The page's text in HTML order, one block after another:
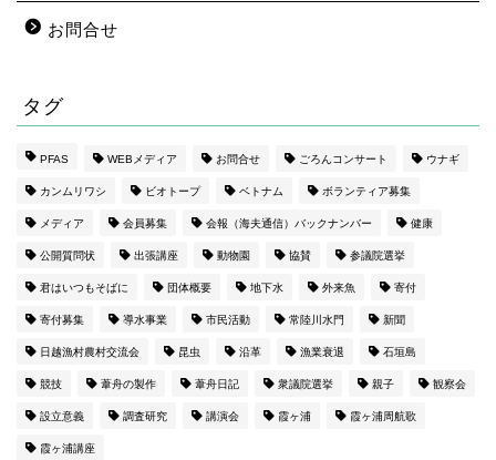
お問合せ
タグ
PFAS WEBメディア お問合せ ごろんコンサート ウナギ
カンムリワシ ビオトープ ベトナム ボランティア募集
メディア 会員募集 会報（海夫通信）バックナンバー 健康
公開質問状 出張講座 動物園 協賛 参議院選挙
君はいつもそばに 団体概要 地下水 外来魚 寄付
寄付募集 導水事業 市民活動 常陸川水門 新聞
日越漁村農村交流会 昆虫 沿革 漁業衰退 石垣島
競技 葦舟の製作 葦舟日記 衆議院選挙 親子 観察会
設立意義 調査研究 講演会 霞ヶ浦 霞ヶ浦周航歌
霞ヶ浦講座